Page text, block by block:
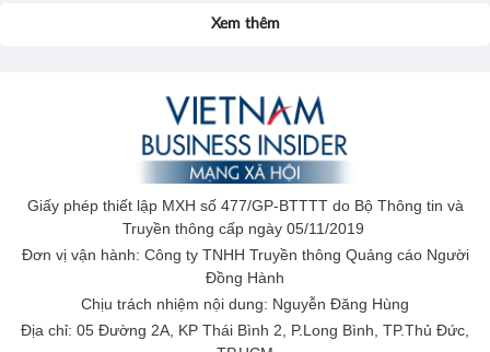
Xem thêm
Giấy phép thiết lập MXH số 477/GP-BTTTT do Bộ Thông tin và
Truyền thông cấp ngày 05/11/2019
Đơn vị vận hành: Công ty TNHH Truyền thông Quảng cáo Người
Đồng Hành
Chịu trách nhiệm nội dung: Nguyễn Đăng Hùng
Địa chỉ: 05 Đường 2A, KP Thái Bình 2, P.Long Bình, TP.Thủ Đức,